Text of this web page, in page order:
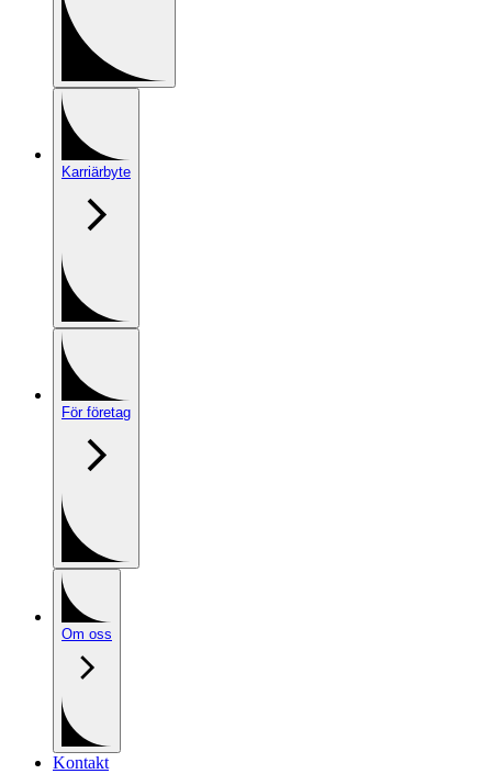
Karriärbyte
För företag
Om oss
Kontakt